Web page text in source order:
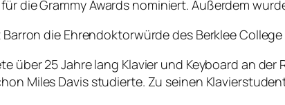
die Grammy Awards nominiert. Außerdem
Barron die Ehrendoktorwürde des Berklee
über 25 Jahre lang Klavier und Keyboard an
Miles Davis studierte. Zu seinen